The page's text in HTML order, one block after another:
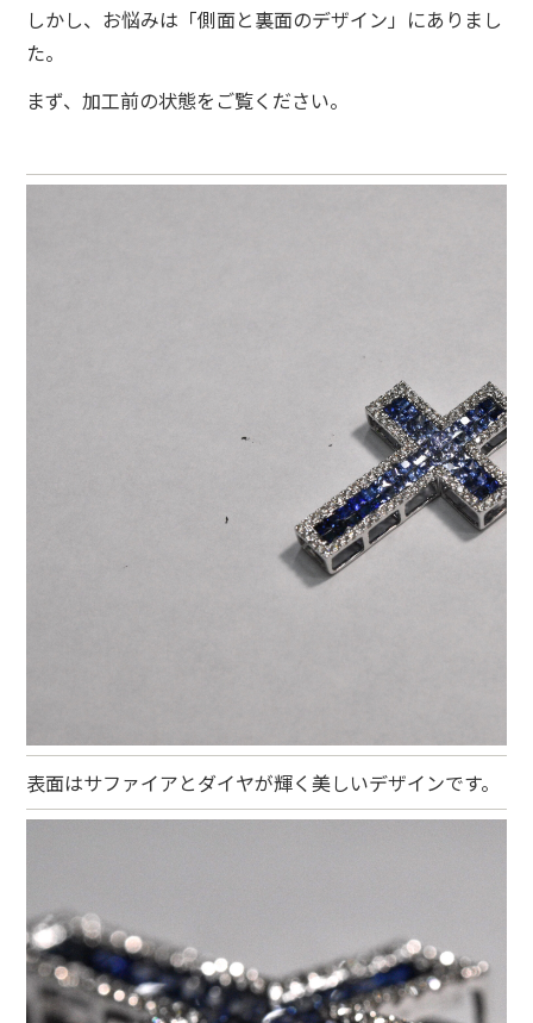
しかし、 お悩みは「側面と裏面のデザイン」にありまし
た。
まず、加工前の状態をご覧ください。
表面はサファイアとダイヤが輝く美しいデザインです。